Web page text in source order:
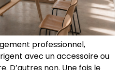
professionnel,
avec un accessoire ou